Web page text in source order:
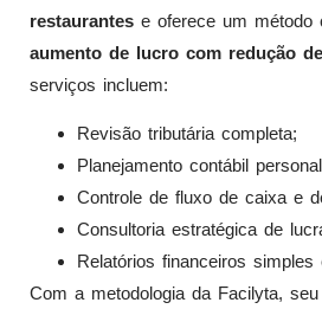
restaurantes e oferece um método
aumento de lucro com redução
serviços incluem:
Revisão tributária completa;
Planejamento contábil
Controle de fluxo de caixa e
Consultoria estratégica de
Relatórios financeiros simples
Com a metodologia da Facilyta,